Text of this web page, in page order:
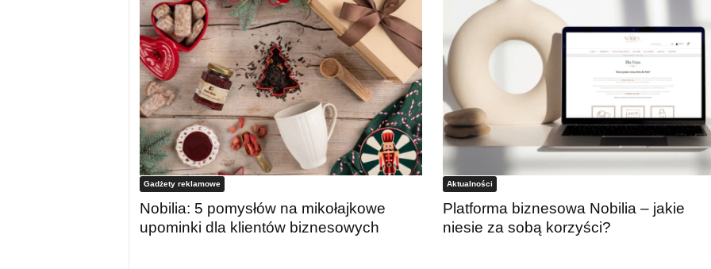
Gadżety reklamowe
Nobilia: 5 pomysłów na mikołajkowe
upominki dla klientów biznesowych
Aktualności
Platforma biznesowa Nobilia – jakie
niesie za sobą korzyści?